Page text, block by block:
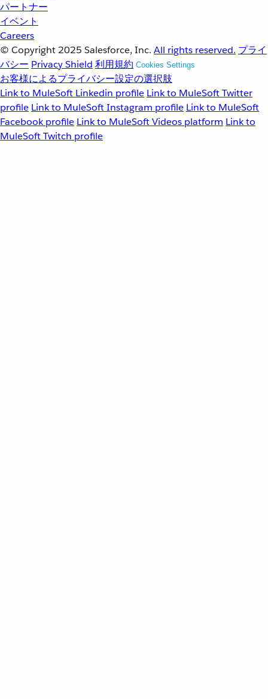
パートナー
イベント
Careers
© Copyright 2025 Salesforce, Inc. All rights reserved. プライ
バシー Privacy Shield 利用規約 Cookies Settings
お客様によるプライバシー設定の選択肢
Link to MuleSoft Linkedin profile Link to MuleSoft Twitter
profile Link to MuleSoft Instagram profile Link to MuleSoft
Facebook profile Link to MuleSoft Videos platform Link to
MuleSoft Twitch profile